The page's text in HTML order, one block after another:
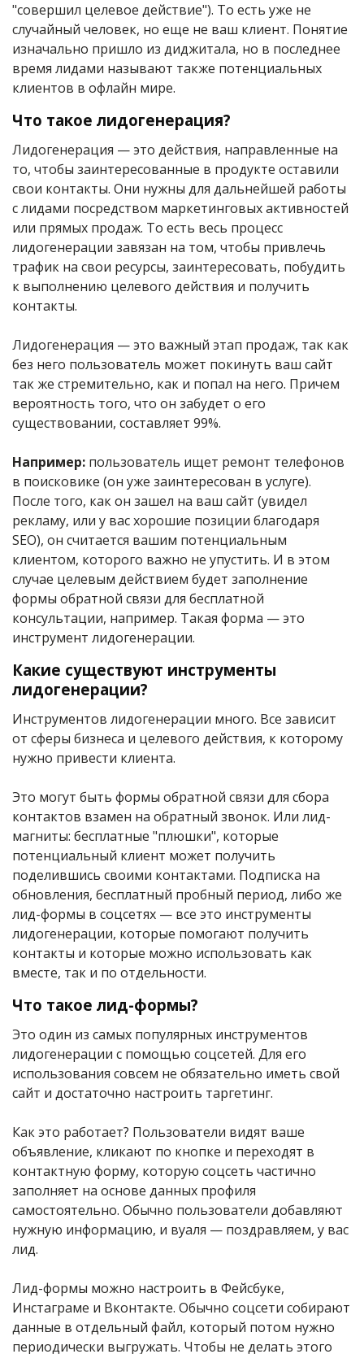
"совершил целевое действие"). То есть уже не
случайный человек, но еще не ваш клиент. Понятие
изначально пришло из диджитала, но в последнее
время лидами называют также потенциальных
клиентов в офлайн мире.
Что такое лидогенерация?
Лидогенерация — это действия, направленные на
то, чтобы заинтересованные в продукте оставили
свои контакты. Они нужны для дальнейшей работы
с лидами посредством маркетинговых активностей
или прямых продаж. То есть весь процесс
лидогенерации завязан на том, чтобы привлечь
трафик на свои ресурсы, заинтересовать, побудить
к выполнению целевого действия и получить
контакты.
Лидогенерация — это важный этап продаж, так как
без него пользователь может покинуть ваш сайт
так же стремительно, как и попал на него. Причем
вероятность того, что он забудет о его
существовании, составляет 99%.
Например: пользователь ищет ремонт телефонов
в поисковике (он уже заинтересован в услуге).
После того, как он зашел на ваш сайт (увидел
рекламу, или у вас хорошие позиции благодаря
SEO), он считается вашим потенциальным
клиентом, которого важно не упустить. И в этом
случае целевым действием будет заполнение
формы обратной связи для бесплатной
консультации, например. Такая форма — это
инструмент лидогенерации.
Какие существуют инструменты
лидогенерации?
Инструментов лидогенерации много. Все зависит
от сферы бизнеса и целевого действия, к которому
нужно привести клиента.
Это могут быть формы обратной связи для сбора
контактов взамен на обратный звонок. Или лид-
магниты: бесплатные "плюшки", которые
потенциальный клиент может получить
поделившись своими контактами. Подписка на
обновления, бесплатный пробный период, либо же
лид-формы в соцсетях — все это инструменты
лидогенерации, которые помогают получить
контакты и которые можно использовать как
вместе, так и по отдельности.
Что такое лид-формы?
Это один из самых популярных инструментов
лидогенерации с помощью соцсетей. Для его
использования совсем не обязательно иметь свой
сайт и достаточно настроить таргетинг.
Как это работает? Пользователи видят ваше
объявление, кликают по кнопке и переходят в
контактную форму, которую соцсеть частично
заполняет на основе данных профиля
самостоятельно. Обычно пользователи добавляют
нужную информацию, и вуаля — поздравляем, у вас
лид.
Лид-формы можно настроить в Фейсбуке,
Инстаграме и Вконтакте. Обычно соцсети собирают
данные в отдельный файл, который потом нужно
периодически выгружать. Чтобы не делать этого